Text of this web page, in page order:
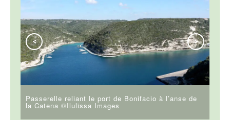
Passerelle reliant le port de Bonifacio à l’anse de
la Catena ©Ilulissa Images
< >